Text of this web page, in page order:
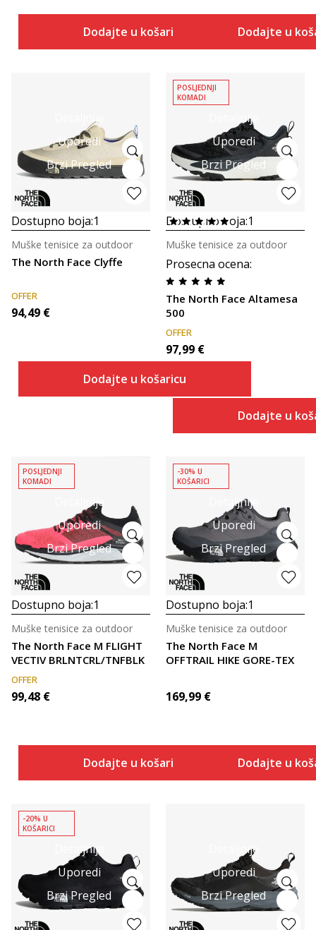
Dodajte u košaricu Dodajte u
Detaljnije
Uporedi
Brzi Pregled
Dostupno boja:1
The North Face Clyffe
Muške tenisice za outdoor
OFFER
94,49 €
Dodajte u košaricu
Detaljnije
Uporedi
Brzi Pregled
POSLJEDNJI
KOMADI
Dostupno boja:1
Prosecna ocena:
The North Face Altamesa
500
Muške tenisice za outdoor
OFFER
97,99 €
Dodajte u
Detaljnije
Uporedi
Brzi Pregled
POSLJEDNJI
KOMADI
Dostupno boja:1
The North Face M FLIGHT
VECTIV BRLNTCRL/TNFBLK
Muške tenisice za outdoor
OFFER
99,48 €
Dodajte u košaricu
Detaljnije
Uporedi
Brzi Pregled
-30% U
KOŠARICI
Dostupno boja:1
The North Face M
OFFTRAIL HIKE GORE-TEX
Muške tenisice za outdoor
169,99 €
Dodajte u
Detaljnije
Uporedi
Brzi Pregled
-20% U
KOŠARICI
Detaljnije
Uporedi
Brzi Pregled